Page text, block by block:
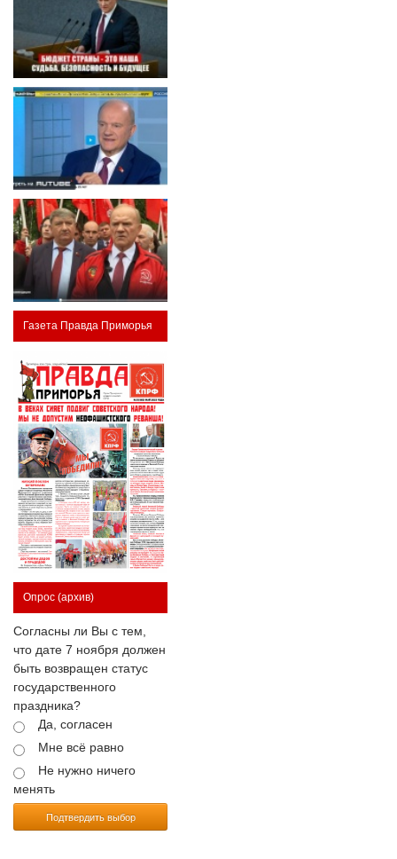
Газета Правда Приморья
Опрос (архив)
Согласны ли Вы с тем,
что дате 7 ноября должен
быть возвращен статус
государственного
праздника?
Да, согласен
Мне всё равно
Не нужно ничего
менять
Подтвердить выбор